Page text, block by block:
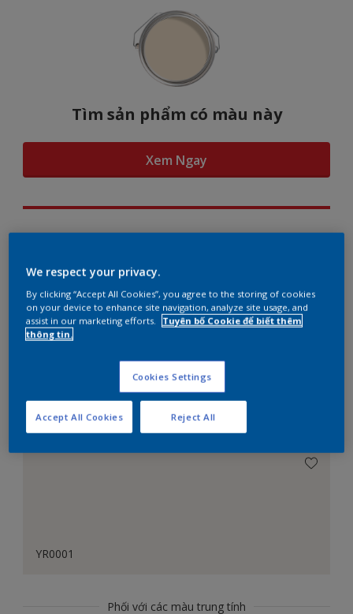
Tìm sản phẩm có màu này
Xem Ngay
YR0001
Phối với các màu trung tính
We respect your privacy.
By clicking “Accept All Cookies”, you agree to the storing of cookies
on your device to enhance site navigation, analyze site usage, and
assist in our marketing efforts.
Tuyên bố Cookie để biết thêm
thông tin.
Cookies Settings
Reject All
Accept All Cookies